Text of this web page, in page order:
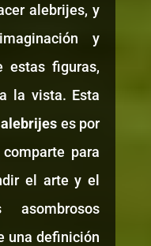
alebrijes, y
y
estas figuras,
la vista. Esta
es por
para
el arte y el
una definición